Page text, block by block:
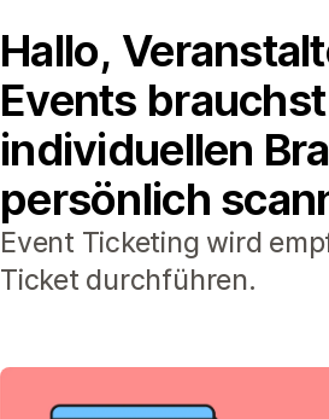
Hallo,
Events
individuellen
persönlich
Event Ticketing wird
Ticket durchführen.